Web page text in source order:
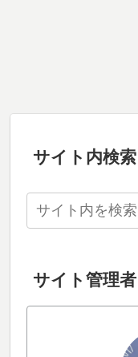
サイト内検索
サイト管理者